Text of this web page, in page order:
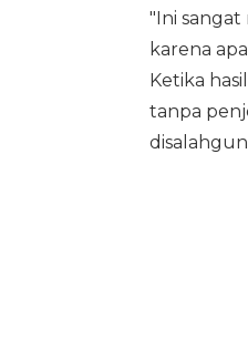
"Ini
karena
Ketika
tanpa